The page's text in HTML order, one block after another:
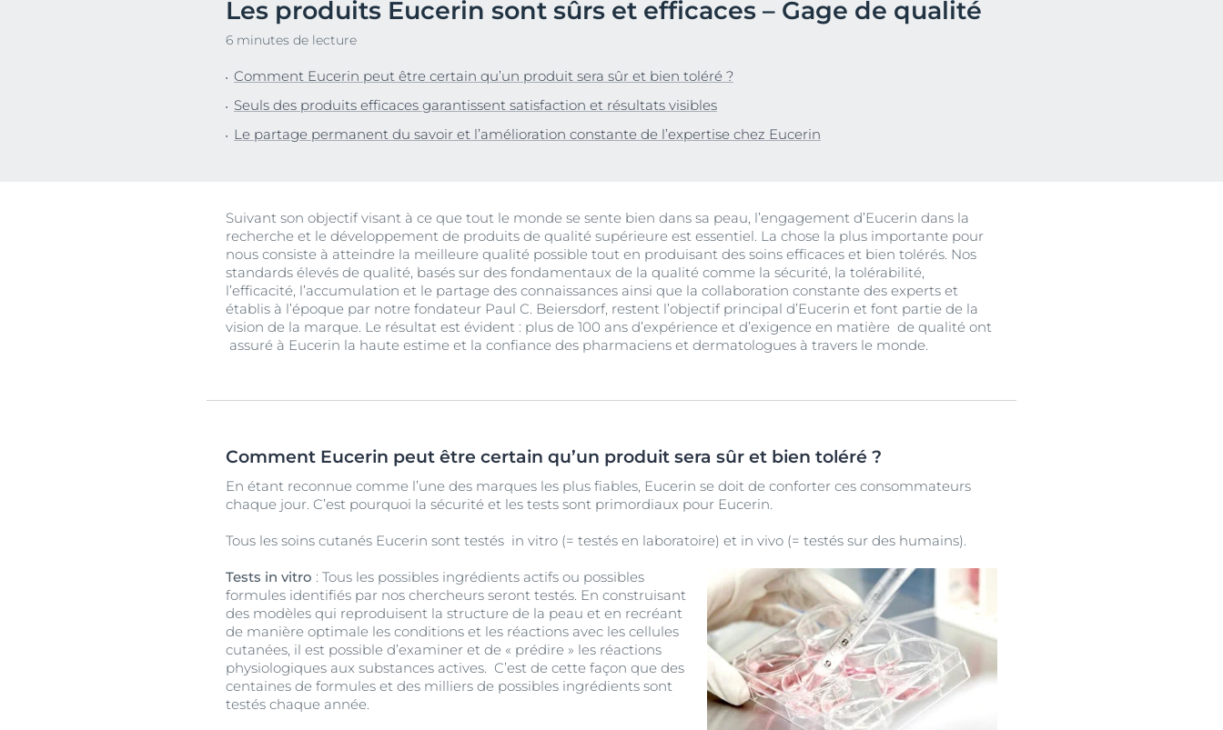
Peaux sèches
Peaux hyperpigmentées
Protection solaire
Découvrez Anti-Pigment
NOUVEAU Vieillissement de la peau
Soin de Jour SPF 30 Hyaluron-Filler +3x Effect
4.6107 avis
Acheter le produit
Voir tous les produits
Les produits Eucerin sont sûrs et efficaces – Gage de qualité
6 minutes de lecture
Comment Eucerin peut être certain qu’un produit sera sûr et bien toléré ?
Seuls des produits efficaces garantissent satisfaction et résultats visibles
Le partage permanent du savoir et l’amélioration constante de l’expertise chez Eucerin
Suivant son objectif visant à ce que tout le monde se sente bien dans sa peau, l’engagement d’Eucerin dans la
recherche et le développement de produits de qualité supérieure est essentiel. La chose la plus importante pour
nous consiste à atteindre la meilleure qualité possible tout en produisant des soins efficaces et bien tolérés. Nos
standards élevés de qualité, basés sur des fondamentaux de la qualité comme la sécurité, la tolérabilité,
l’efficacité, l’accumulation et le partage des connaissances ainsi que la collaboration constante des experts et
établis à l’époque par notre fondateur Paul C. Beiersdorf, restent l’objectif principal d’Eucerin et font partie de la
vision de la marque. Le résultat est évident : plus de 100 ans d’expérience et d’exigence en matière de qualité ont
assuré à Eucerin la haute estime et la confiance des pharmaciens et dermatologues à travers le monde.
Comment Eucerin peut être certain qu’un produit sera sûr et bien toléré ?
En étant reconnue comme l’une des marques les plus fiables, Eucerin se doit de conforter ces consommateurs
chaque jour. C’est pourquoi la sécurité et les tests sont primordiaux pour Eucerin.
Tous les soins cutanés Eucerin sont testés in vitro (= testés en laboratoire) et in vivo (= testés sur des humains).
Tests in vitro : Tous les possibles ingrédients actifs ou possibles
formules identifiés par nos chercheurs seront testés. En construisant
des modèles qui reproduisent la structure de la peau et en recréant
de manière optimale les conditions et les réactions avec les cellules
cutanées, il est possible d’examiner et de « prédire » les réactions
physiologiques aux substances actives. C’est de cette façon que des
centaines de formules et des milliers de possibles ingrédients sont
testés chaque année.